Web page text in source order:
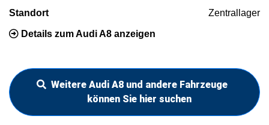
Standort Zentrallager
Details zum Audi A8 anzeigen
Weitere Audi A8 und andere Fahrzeuge
können Sie hier suchen